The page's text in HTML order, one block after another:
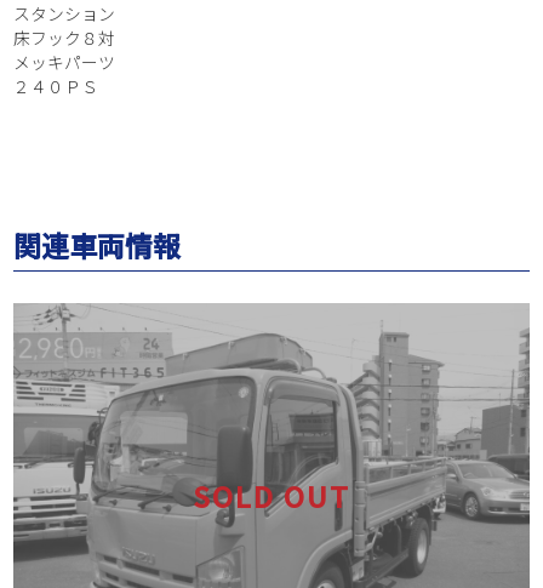
スタンション
床フック８対
メッキパーツ
２４０ＰＳ
関連車両情報